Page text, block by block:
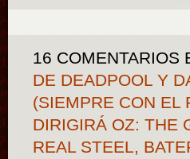
16 COMENTARIOS
DE DEADPOOL Y
(SIEMPRE CON EL
DIRIGIRÁ OZ: THE
REAL STEEL,